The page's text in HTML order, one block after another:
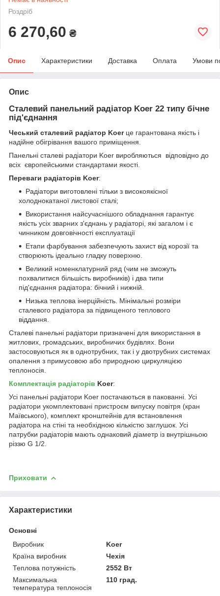
Роздріб
6 270,60 ₴
Опис Характеристики Доставка Оплата Умови
Опис
Сталевий панельний радіатор Koer 22 типу бічне
під'єднання
Чеський сталевий радіатор Koer це гарантована якість і
надійне обігрівання вашого приміщення.
Панельні сталеві радіатори Koer виробляються відповідно до
всіх європейськими стандартами якості.
Переваги радіаторів Koer:
Радіатори виготовлені тільки з високоякісної
холоднокатаної листової сталі;
Використання найсучаснішого обладнання гарантує
якість усіх зварних з'єднань у радіаторі, які загалом і є
чинником довговічності експлуатації
Етапи фарбування забезпечують захист від корозії та
створюють ідеально гладку поверхню.
Великий номенклатурний ряд (чим не зможуть
похвалитися більшість виробників) і два типи
під'єднання радіатора: бічний і нижній.
Низька теплова інерційність. Мінімальні розміри
сталевого радіатора за підвищеного теплового
віддання.
Сталеві панельні радіатори призначені для використання в
житлових, громадських, виробничих будівлях. Вони
застосовуються як в однотрубних, так і у двотрубних системах
опалення з примусовою або природною циркуляцією
теплоносія.
Комплектація радіаторів Koer:
Усі панельні радіатори Koer постачаються в пакованні. Усі
радіатори укомплектовані пристроєм випуску повітря (кран
Маївського), комплект кронштейнів для встановлення
радіатора на стіні та необхідною кількістю заглушок. Усі
патрубки радіаторів мають однаковий діаметр із внутрішньою
різзю G 1/2.
Приховати
Характеристики
Основні
Виробник
Koer
Країна виробник
Чехія
Теплова потужність
2552 Вт
Максимальна
температура теплоносія
110 град.